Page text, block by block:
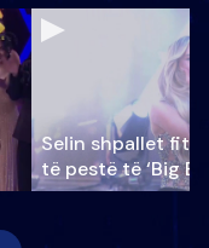
Selin shpallet
të pestë të ‘Big